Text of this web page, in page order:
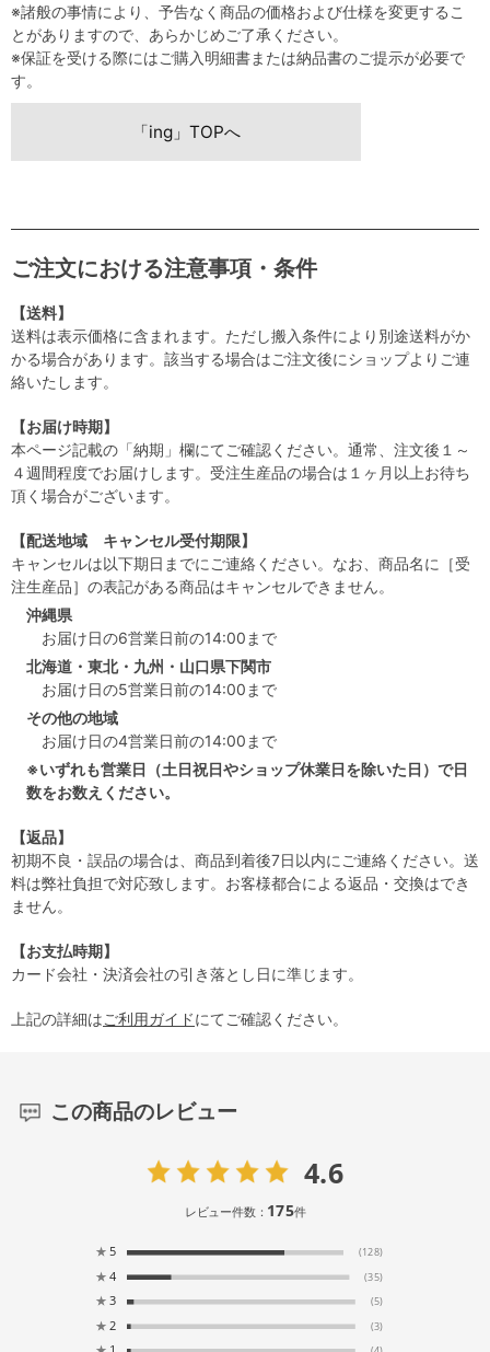
※諸般の事情により、予告なく商品の価格および仕様を変更するこ
とがありますので、あらかじめご了承ください。
※保証を受ける際にはご購入明細書または納品書のご提示が必要で
す。
「ing」TOPへ
ご注文における注意事項・条件
【送料】
送料は表示価格に含まれます。ただし搬入条件により別途送料がか
かる場合があります。該当する場合はご注文後にショップよりご連
絡いたします。
【お届け時期】
本ページ記載の「納期」欄にてご確認ください。通常、注文後１～
４週間程度でお届けします。受注生産品の場合は１ヶ月以上お待ち
頂く場合がございます。
【配送地域 キャンセル受付期限】
キャンセルは以下期日までにご連絡ください。なお、商品名に［受
注生産品］の表記がある商品はキャンセルできません。
沖縄県
お届け日の6営業日前の14:00まで
北海道・東北・九州・山口県下関市
お届け日の5営業日前の14:00まで
その他の地域
お届け日の4営業日前の14:00まで
※いずれも営業日（土日祝日やショップ休業日を除いた日）で日
数をお数えください。
【返品】
初期不良・誤品の場合は、商品到着後7日以内にご連絡ください。送
料は弊社負担で対応致します。お客様都合による返品・交換はでき
ません。
【お支払時期】
カード会社・決済会社の引き落とし日に準じます。
上記の詳細はご利用ガイドにてご確認ください。
この商品のレビュー
4.6
レビュー件数： 175件
★ 5 (128)
★ 4 (35)
★ 3 (5)
★ 2 (3)